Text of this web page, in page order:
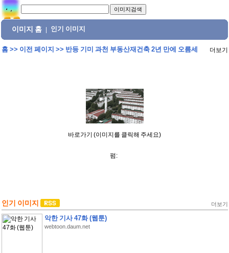
이미지 홈 인기 이미지
홈>> 이전 페이지 >> 반등 기미 과천 부동산재건축 2년 만에 오름세 더보기
바로가기 (이미지를 클릭해 주세요)
펌:
인기 이미지 더보기
악한 기사 47화 (웹툰)
webtoon.daum.net